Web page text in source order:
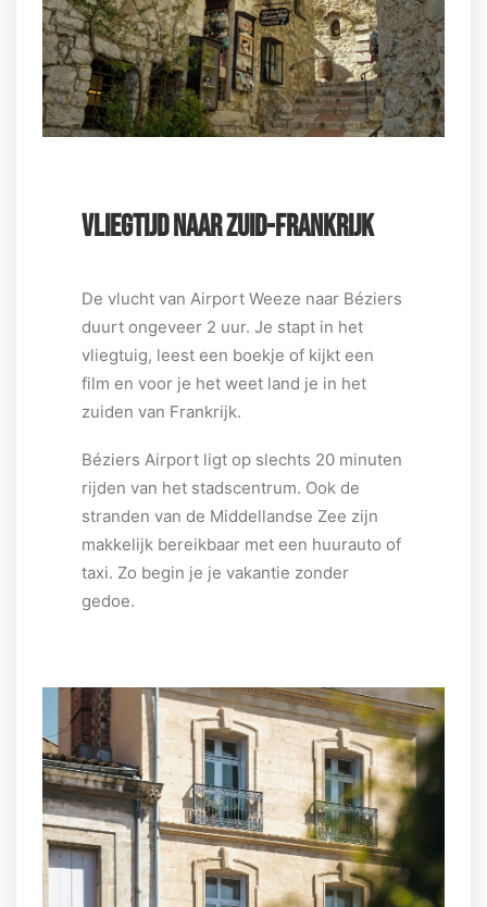
VLIEGTIJD NAAR ZUID-FRANKRIJK
De vlucht van Airport Weeze naar Béziers
duurt ongeveer 2 uur. Je stapt in het
vliegtuig, leest een boekje of kijkt een
film en voor je het weet land je in het
zuiden van Frankrijk.
Béziers Airport ligt op slechts 20 minuten
rijden van het stadscentrum. Ook de
stranden van de Middellandse Zee zijn
makkelijk bereikbaar met een huurauto of
taxi. Zo begin je je vakantie zonder
gedoe.